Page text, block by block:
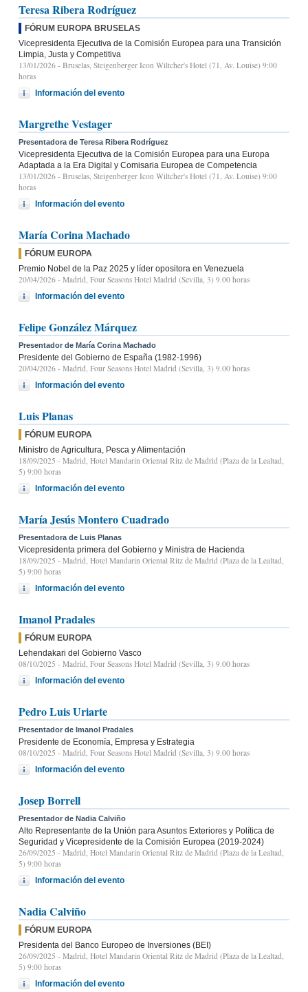
Teresa Ribera Rodríguez
FÓRUM EUROPA BRUSELAS
Vicepresidenta Ejecutiva de la Comisión Europea para una Transición
Limpia, Justa y Competitiva
13/01/2026 - Bruselas, Steigenberger Icon Wiltcher's Hotel (71, Av. Louise) 9:00
horas
Información del evento
Margrethe Vestager
Presentadora de Teresa Ribera Rodríguez
Vicepresidenta Ejecutiva de la Comisión Europea para una Europa
Adaptada a la Era Digital y Comisaria Europea de Competencia
13/01/2026 - Bruselas, Steigenberger Icon Wiltcher's Hotel (71, Av. Louise) 9:00
horas
Información del evento
María Corina Machado
FÓRUM EUROPA
Premio Nobel de la Paz 2025 y líder opositora en Venezuela
20/04/2026 - Madrid, Four Seasons Hotel Madrid (Sevilla, 3) 9.00 horas
Información del evento
Felipe González Márquez
Presentador de María Corina Machado
Presidente del Gobierno de España (1982-1996)
20/04/2026 - Madrid, Four Seasons Hotel Madrid (Sevilla, 3) 9.00 horas
Información del evento
Luis Planas
FÓRUM EUROPA
Ministro de Agricultura, Pesca y Alimentación
18/09/2025 - Madrid, Hotel Mandarin Oriental Ritz de Madrid (Plaza de la Lealtad,
5) 9:00 horas
Información del evento
María Jesús Montero Cuadrado
Presentadora de Luis Planas
Vicepresidenta primera del Gobierno y Ministra de Hacienda
18/09/2025 - Madrid, Hotel Mandarin Oriental Ritz de Madrid (Plaza de la Lealtad,
5) 9:00 horas
Información del evento
Imanol Pradales
FÓRUM EUROPA
Lehendakari del Gobierno Vasco
08/10/2025 - Madrid, Four Seasons Hotel Madrid (Sevilla, 3) 9.00 horas
Información del evento
Pedro Luis Uriarte
Presentador de Imanol Pradales
Presidente de Economía, Empresa y Estrategia
08/10/2025 - Madrid, Four Seasons Hotel Madrid (Sevilla, 3) 9.00 horas
Información del evento
Josep Borrell
Presentador de Nadia Calviño
Alto Representante de la Unión para Asuntos Exteriores y Política de
Seguridad y Vicepresidente de la Comisión Europea (2019-2024)
26/09/2025 - Madrid, Hotel Mandarin Oriental Ritz de Madrid (Plaza de la Lealtad,
5) 9:00 horas
Información del evento
Nadia Calviño
FÓRUM EUROPA
Presidenta del Banco Europeo de Inversiones (BEI)
26/09/2025 - Madrid, Hotel Mandarin Oriental Ritz de Madrid (Plaza de la Lealtad,
5) 9:00 horas
Información del evento